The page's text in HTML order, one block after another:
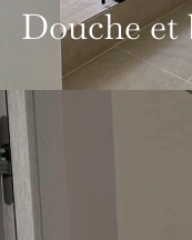
Douche et